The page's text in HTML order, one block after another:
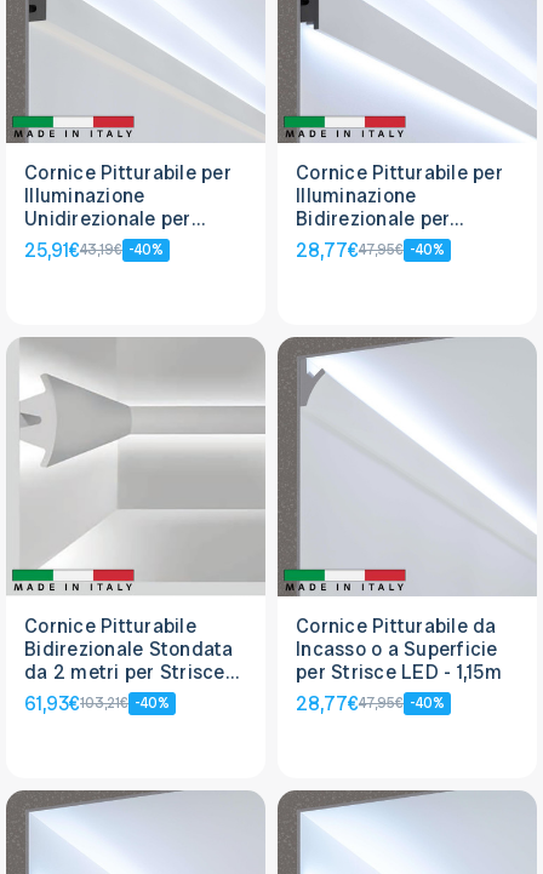
Cornice Pitturabile per
Illuminazione
Unidirezionale per
Strisce LED - 1,15m
25,91€43,19€ -40%
Cornice Pitturabile per
Illuminazione
Bidirezionale per
Strisce LED da 1,15m
28,77€47,95€ -40%
Cornice Pitturabile
Bidirezionale Stondata
da 2 metri per Strisce
LED a parete
61,93€103,21€ -40%
Cornice Pitturabile da
Incasso o a Superficie
per Strisce LED - 1,15m
28,77€47,95€ -40%